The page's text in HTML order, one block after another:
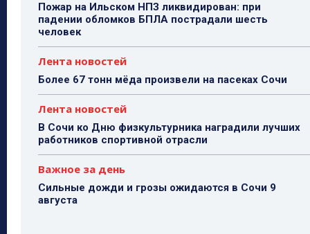
Пожар на Ильском НПЗ ликвидирован: при
падении обломков БПЛА пострадали шесть
человек
Лента новостей
Более 67 тонн мёда произвели на пасеках Сочи
Лента новостей
В Сочи ко Дню физкультурника наградили лучших
работников спортивной отрасли
Важное за день
Сильные дожди и грозы ожидаются в Сочи 9
августа